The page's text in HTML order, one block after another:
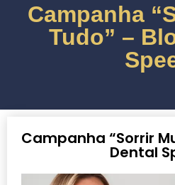
Campanha
Tudo” –
Campanha “Sorrir
Dental